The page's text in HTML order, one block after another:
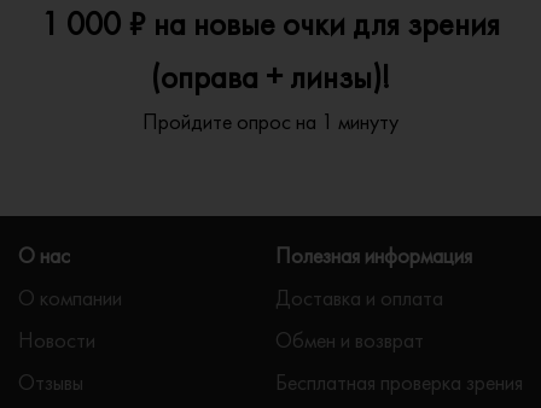
1 000 ₽ на новые очки для зрения
(оправа + линзы)!
Пройдите опрос на 1 минуту
О нас
О компании
Новости
Отзывы
Полезная информация
Доставка и оплата
Обмен и возврат
Бесплатная проверка зрения